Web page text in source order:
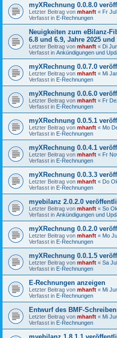
myXRechnung 0.0.8.0
Letzter Beitrag von mhanft « Fr
Verfasst in E-Rechnungen
Neuigkeiten zum eBilanz-
6.8 und 6.9, Jahre 2025 und
Letzter Beitrag von mhanft « Di
Verfasst in Ankündigungen und
myXRechnung 0.0.7.0
Letzter Beitrag von mhanft « Mi
Verfasst in E-Rechnungen
myXRechnung 0.0.6.0
Letzter Beitrag von mhanft « Fr
Verfasst in E-Rechnungen
myXRechnung 0.0.5.1
Letzter Beitrag von mhanft « Mo
Verfasst in E-Rechnungen
myXRechnung 0.0.4.1
Letzter Beitrag von mhanft « Fr
Verfasst in E-Rechnungen
myXRechnung 0.0.3.3
Letzter Beitrag von mhanft « Do
Verfasst in E-Rechnungen
myebilanz 2.0.2.0
Letzter Beitrag von mhanft « So
Verfasst in Ankündigungen und
myXRechnung 0.0.2.0
Letzter Beitrag von mhanft « Mo
Verfasst in E-Rechnungen
myXRechnung 0.0.1.5
Letzter Beitrag von mhanft « Sa
Verfasst in E-Rechnungen
E-Rechnungen anzeigen
Letzter Beitrag von mhanft « Mi
Verfasst in E-Rechnungen
Entwurf des BMF-
Letzter Beitrag von mhanft « Mi
Verfasst in E-Rechnungen
myebilanz 1.8.1.1